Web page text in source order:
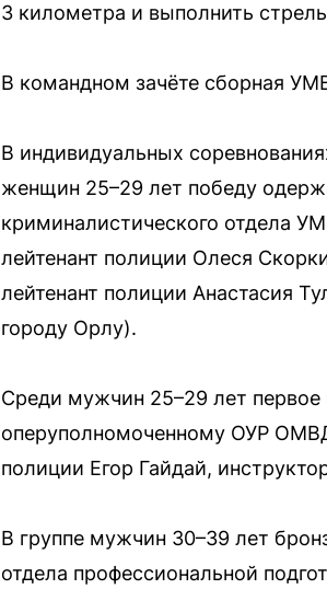
3 километра и выполнить
В командном зачёте сборная
В индивидуальных
женщин 25–29 лет победу
криминалистического отдела
лейтенант полиции Олеся
лейтенант полиции Анастасия
городу Орлу).
Среди мужчин 25–29 лет первое
оперуполномоченному ОУР
полиции Егор Гайдай,
В группе мужчин 30–39 лет
отдела профессиональной